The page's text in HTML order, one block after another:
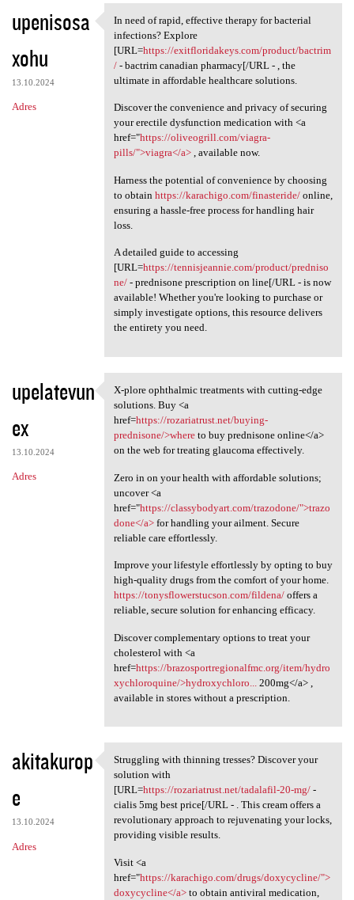
upenisosa
xohu
13.10.2024
Adres
In need of rapid, effective
In need of rapid, effective therapy for bacterial
infections? Explore
[URL=https://exitfloridakeys.com/product/bactrim
/- bactrim canadian pharmacy[/URL - , the
ultimate in affordable healthcare solutions.
Discover the convenience and privacy of securing
your erectile dysfunction medication with <a
href="https://oliveogrill.com/viagra-
pills/">viagra</a>, available now.
Harness the potential of convenience by choosing
to obtain https://karachigo.com/finasteride/online,
ensuring a hassle-free process for handling hair
loss.
A detailed guide to accessing
[URL=https://tennisjeannie.com/product/predniso
ne/- prednisone prescription on line[/URL - is now
available! Whether you're looking to purchase or
simply investigate options, this resource delivers
the entirety you need.
upelatevun
ex
13.10.2024
Adres
X-plore ophthalmic treatments
X-plore ophthalmic treatments with cutting-edge
solutions. Buy <a
href=https://rozariatrust.net/buying-
prednisone/>whereto buy prednisone online</a>
on the web for treating glaucoma effectively.
Zero in on your health with affordable solutions;
uncover <a
href="https://classybodyart.com/trazodone/">trazo
done</a>for handling your ailment. Secure
reliable care effortlessly.
Improve your lifestyle effortlessly by opting to buy
high-quality drugs from the comfort of your home.
https://tonysflowerstucson.com/fildena/offers a
reliable, secure solution for enhancing efficacy.
Discover complementary options to treat your
cholesterol with <a
href=https://brazosportregionalfmc.org/item/hydro
xychloroquine/>hydroxychloro...
200mg</a> ,
available in stores without a prescription.
akitakurop
e
13.10.2024
Adres
Struggling with thinning
Struggling with thinning tresses? Discover your
solution with
[URL=https://rozariatrust.net/tadalafil-20-mg/-
cialis 5mg best price[/URL - . This cream offers a
revolutionary approach to rejuvenating your locks,
providing visible results.
Visit <a
href="https://karachigo.com/drugs/doxycycline/">
doxycycline</a>to obtain antiviral medication,